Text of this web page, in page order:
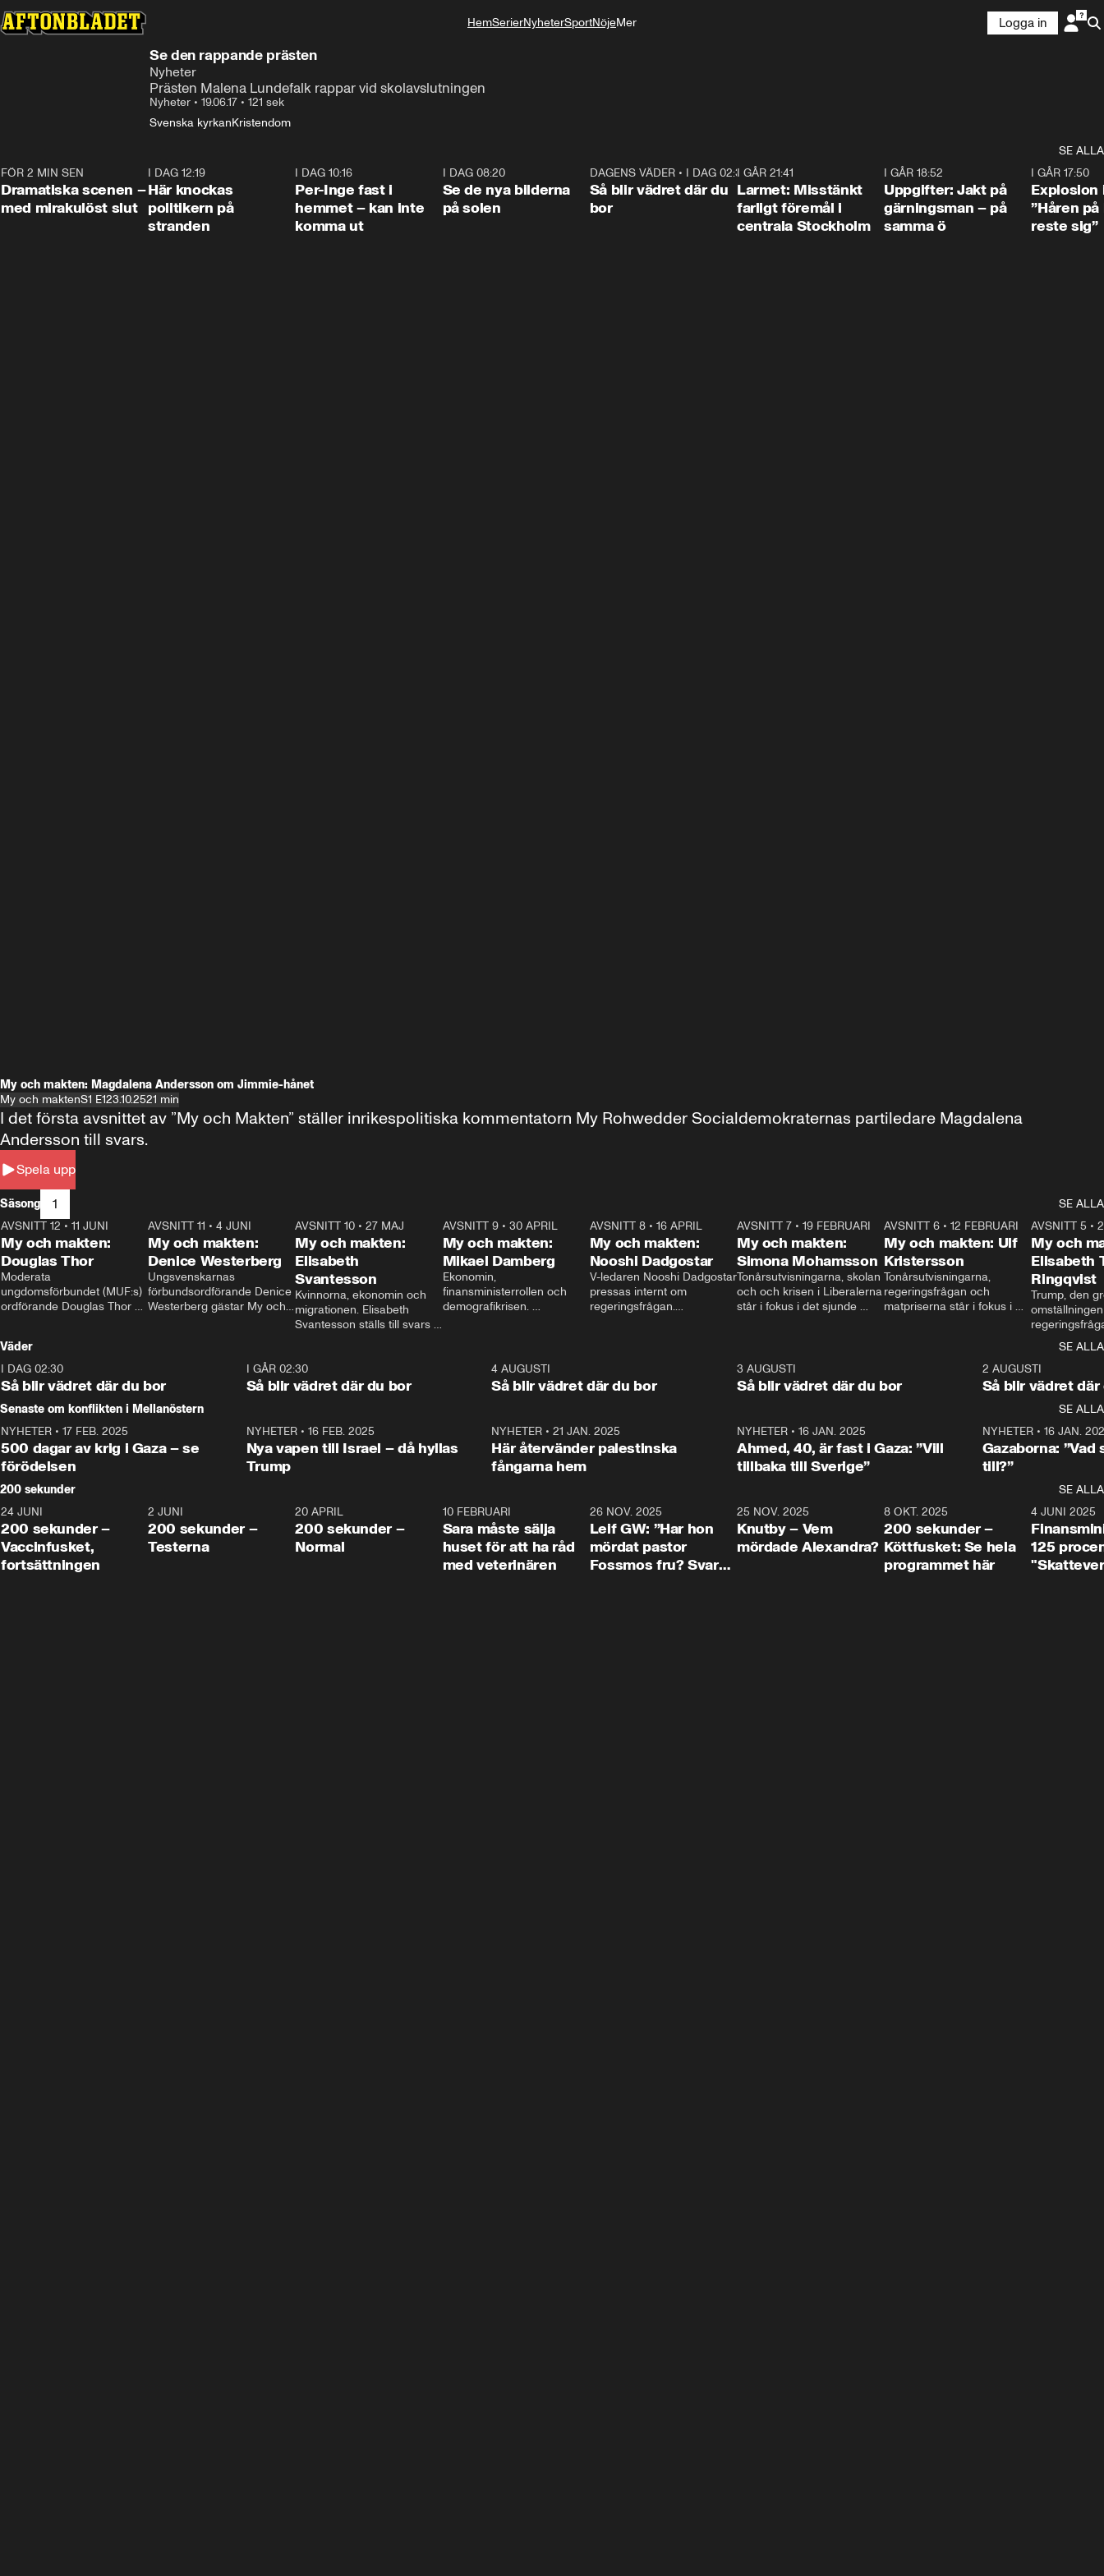
HemSerierNyheterSportNöjeMer
Logga in
Se den rappande prästen
Nyheter
Prästen Malena Lundefalk rappar vid skolavslutningen
Nyheter • 19.06.17 • 121 sek
Svenska kyrkanKristendom
SE ALLA
FÖR 2 MIN SEN
Dramatiska scenen –
med mirakulöst slut
I DAG 12:19
Här knockas
politikern på
stranden
I DAG 10:16
Per-Inge fast i
hemmet – kan inte
komma ut
I DAG 08:20
Se de nya bilderna
på solen
1:06
DAGENS VÄDER• I DAG 02:30
Så blir vädret där du
bor
I GÅR 21:41
Larmet: Misstänkt
farligt föremål i
centrala Stockholm
I GÅR 18:52
Uppgifter: Jakt på
gärningsman – på
samma ö
I GÅR 17:50
Explosion
”Håren
reste sig”
My och makten: Magdalena Andersson om Jimmie-hånet
My och maktenS1 E123.10.2521 min
Spela upp
I det första avsnittet av ”My och Makten” ställer inrikespolitiska kommentatorn My Rohwedder Socialdemokraternas partiledare Magdalena
Andersson till svars.
Säsong 1
SE ALLA
26:27
AVSNITT 12 • 11 JUNI
My och makten:
Douglas Thor
Moderata
ungdomsförbundet (MUF:s)
ordförande Douglas Thor
tonårsutvisningarna och hur
Moderaterna ska locka
väljare till valet i höst.
23:40
AVSNITT 11 •4 JUNI
My och makten:
Denice Westerberg
Ungsvenskarnas
förbundsordförande Denice
Westerberg gästar My och
AVSNITT 10 •27 MAJ
My och makten:
Elisabeth
Svantesson
Kvinnorna, ekonomin och
migrationen. Elisabeth
Svantesson ställs till svars
AVSNITT 9• 30 APRIL
My och makten:
Mikael Damberg
Ekonomin,
finansministerrollen och
demografikrisen.
och Makten.
AVSNITT 8• 16 APRIL
My och makten:
Nooshi Dadgostar
V-ledaren Nooshi Dadgostar
pressas internt om
regeringsfrågan.
– Vi ställer upp i val. Ska vi
vara med så sitter vi förstås
24:30
AVSNITT 7• 19 FEBRUARI
My och makten:
Simona Mohamsson
Tonårsutvisningarna, skolan
och och krisen i Liberalerna
står i fokus i det sjunde
kommentator My
Rohwedder ställer
utbildnings- och
Mohamsson till svars.
27:30
AVSNITT 6 •12 FEBRUARI
My och makten: Ulf
Kristersson
Tonårsutvisningarna,
regeringsfrågan och
matpriserna står i fokus i
Rohwedder ställer
statsminister Ulf Kristersson
AVSNITT 5 •
My och
Elisabeth
Ringqvist
Trump, den
centrum i
avsnittet av
Makten”. Se
Aftonbladets
Rohwedder
Thand Ring
Väder
SE ALLA
I DAG 02:30
Så blir vädret där du bor
1:06
I GÅR 02:30
Så blir vädret där du bor
4 AUGUSTI
Så blir vädret där du bor
3 AUGUSTI
Så blir vädret där du bor
2 AUGUSTI
Så blir vädret där
Senaste om konflikten i Mellanöstern
SE ALLA
NYHETER • 17 FEB. 2025
500 dagar av krig i Gaza – se
förödelsen
NYHETER• 16 FEB. 2025
Nya vapen till Israel – då hyllas
Trump
NYHETER •21 JAN. 2025
Här återvänder palestinska
fångarna hem
NYHETER• 16 JAN. 2025
Ahmed, 40, är fast i Gaza: ”Vill
tillbaka till Sverige”
NYHETER• 16 JAN.
Gazaborna:
till?”
200 sekunder
SE ALLA
5:00
24 JUNI
200 sekunder –
Vaccinfusket,
fortsättningen
4:23
2 JUNI
200 sekunder –
Testerna
20 APRIL
200 sekunder –
Normal
10 FEBRUARI
Sara måste sälja
huset för att ha råd
med veterinären
26 NOV. 2025
Leif GW: ”Har hon
mördat pastor
Fossmos fru? Svar
31:05
25 NOV. 2025
Knutby – Vem
mördade Alexandra?
4:29
8 OKT. 2025
200 sekunder –
Köttfusket: Se hela
programmet här
4 JUNI 2025
125